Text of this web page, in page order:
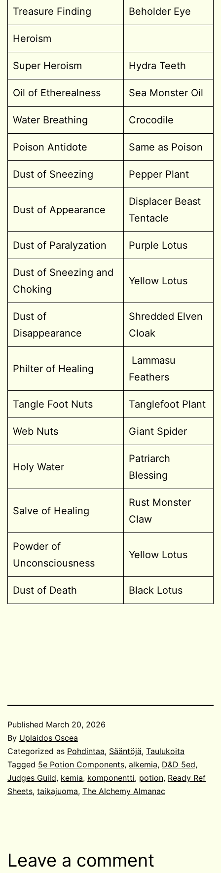
Treasure Finding Beholder Eye
Heroism
Super Heroism Hydra Teeth
Oil of Etherealness Sea Monster Oil
Water Breathing Crocodile
Poison Antidote Same as Poison
Dust of Sneezing Pepper Plant
Dust of Appearance
Displacer Beast
Tentacle
Dust of Paralyzation Purple Lotus
Dust of Sneezing and
Choking
Yellow Lotus
Dust of
Disappearance
Shredded Elven
Cloak
Philter of Healing
Lammasu
Feathers
Tangle Foot Nuts Tanglefoot Plant
Web Nuts Giant Spider
Holy Water
Patriarch
Blessing
Salve of Healing
Rust Monster
Claw
Powder of
Unconsciousness
Yellow Lotus
Dust of Death Black Lotus
Published March 20, 2026
By Uplaidos Oscea
Categorized as Pohdintaa, Sääntöjä, Taulukoita
Tagged 5e Potion Components, alkemia, D&D 5ed,
Judges Guild, kemia, komponentti, potion, Ready Ref
Sheets, taikajuoma, The Alchemy Almanac
Leave a comment